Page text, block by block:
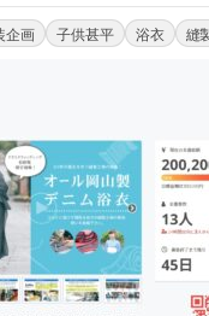
企画 子供甚平 浴衣 縫